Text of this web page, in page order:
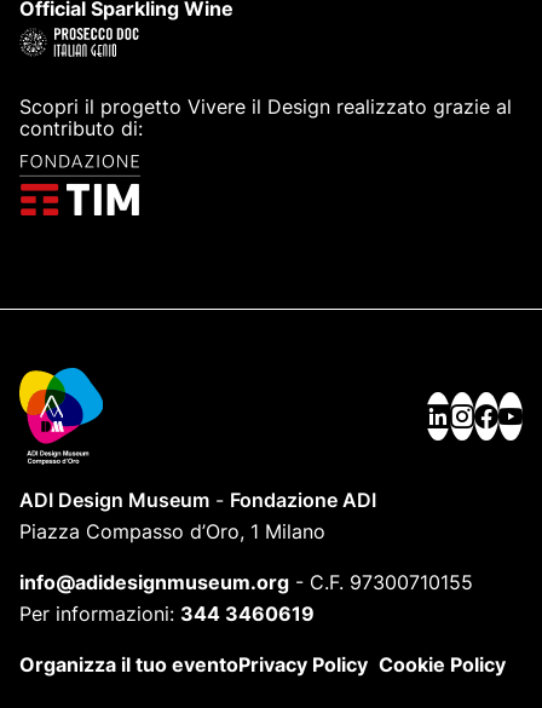
Official Sparkling Wine
Scopri il progetto Vivere il Design realizzato grazie al
contributo di:
ADI Design Museum - Fondazione ADI
Piazza Compasso d’Oro, 1 Milano
info@adidesignmuseum.org - C.F. 97300710155
Per informazioni: 344 3460619
Organizza il tuo eventoPrivacy Policy Cookie Policy